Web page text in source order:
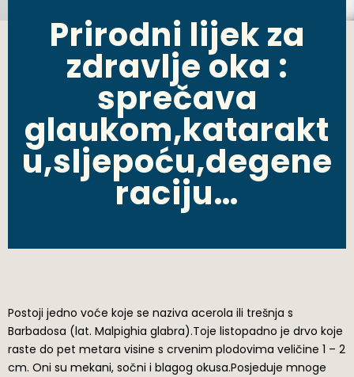
Prirodni lijek za
zdravlje oka :
sprečava
glaukom,katarakt
u,sljepoću,degene
raciju…
Postoji jedno voće koje se naziva acerola ili trešnja s
Barbadosa (lat. Malpighia glabra).Toje listopadno je drvo koje
raste do pet metara visine s crvenim plodovima veličine 1 – 2
cm. Oni su mekani, sočni i blagog okusa.Posjeduje mnoge